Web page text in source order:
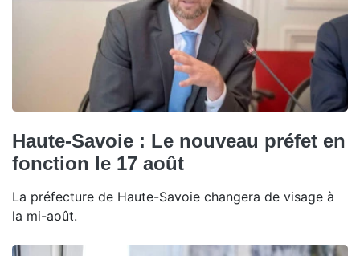
Haute-Savoie : Le nouveau préfet en
fonction le 17 août
La préfecture de Haute-Savoie changera de visage à
la mi-août.